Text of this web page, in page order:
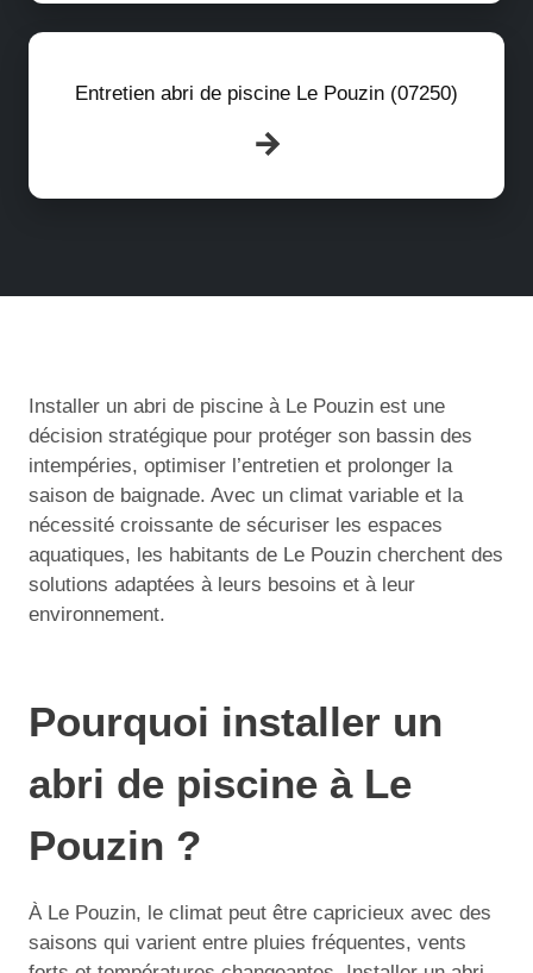
Entretien abri de piscine Le Pouzin (07250)
Installer un abri de piscine à Le Pouzin est une
décision stratégique pour protéger son bassin des
intempéries, optimiser l’entretien et prolonger la
saison de baignade. Avec un climat variable et la
nécessité croissante de sécuriser les espaces
aquatiques, les habitants de Le Pouzin cherchent des
solutions adaptées à leurs besoins et à leur
environnement.
Pourquoi installer un
abri de piscine à Le
Pouzin ?
À Le Pouzin, le climat peut être capricieux avec des
saisons qui varient entre pluies fréquentes, vents